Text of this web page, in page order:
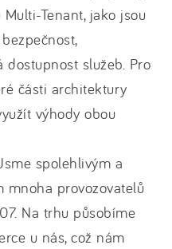
Tenant, jako jsou
dostupnost služeb. Pro
části architektury
výhody obou
spolehlivým a
mnoha provozovatelů
Na trhu působíme
u nás, což nám